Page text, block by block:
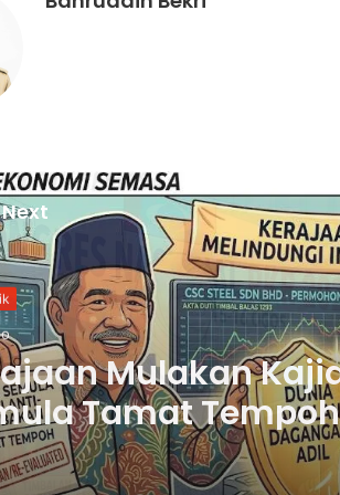
Izzah Bercuti
Jawatan
Presiden PKR,